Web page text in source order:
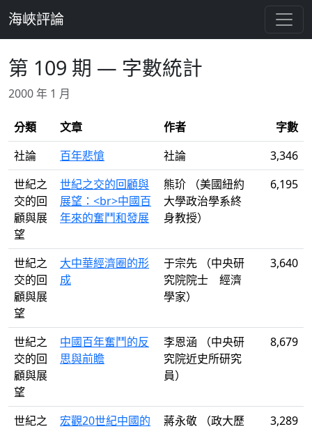
海峽評論
第 109 期 — 字數統計
2000 年 1 月
分類 文章 作者
字數
社論
百年悲愴 社論
3,346
世紀之
交的回
顧與展
望
世紀之交的回顧與
展望：<br>中國百
年來的奮鬥和發展
熊玠 （美國紐約
大學政治學系終
身教授）
6,195
世紀之
交的回
顧與展
望
大中華經濟圈的形
成
于宗先 （中央研
究院院士 經濟
學家）
3,640
世紀之
交的回
顧與展
望
中國百年奮鬥的反
思與前瞻
李恩涵 （中央研
究院近史所研究
員）
8,679
世紀之
宏觀20世紀中國的
蔣永敬 （政大歷
3,289